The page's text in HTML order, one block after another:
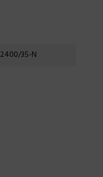
2400/35-N